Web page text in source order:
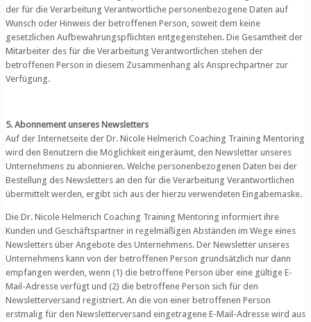
der für die Verarbeitung Verantwortliche personenbezogene Daten auf
Wunsch oder Hinweis der betroffenen Person, soweit dem keine
gesetzlichen Aufbewahrungspflichten entgegenstehen. Die Gesamtheit der
Mitarbeiter des für die Verarbeitung Verantwortlichen stehen der
betroffenen Person in diesem Zusammenhang als Ansprechpartner zur
Verfügung.
5. Abonnement unseres Newsletters
Auf der Internetseite der Dr. Nicole Helmerich Coaching Training Mentoring
wird den Benutzern die Möglichkeit eingeräumt, den Newsletter unseres
Unternehmens zu abonnieren. Welche personenbezogenen Daten bei der
Bestellung des Newsletters an den für die Verarbeitung Verantwortlichen
übermittelt werden, ergibt sich aus der hierzu verwendeten Eingabemaske.
Die Dr. Nicole Helmerich Coaching Training Mentoring informiert ihre
Kunden und Geschäftspartner in regelmäßigen Abständen im Wege eines
Newsletters über Angebote des Unternehmens. Der Newsletter unseres
Unternehmens kann von der betroffenen Person grundsätzlich nur dann
empfangen werden, wenn (1) die betroffene Person über eine gültige E-
Mail-Adresse verfügt und (2) die betroffene Person sich für den
Newsletterversand registriert. An die von einer betroffenen Person
erstmalig für den Newsletterversand eingetragene E-Mail-Adresse wird aus